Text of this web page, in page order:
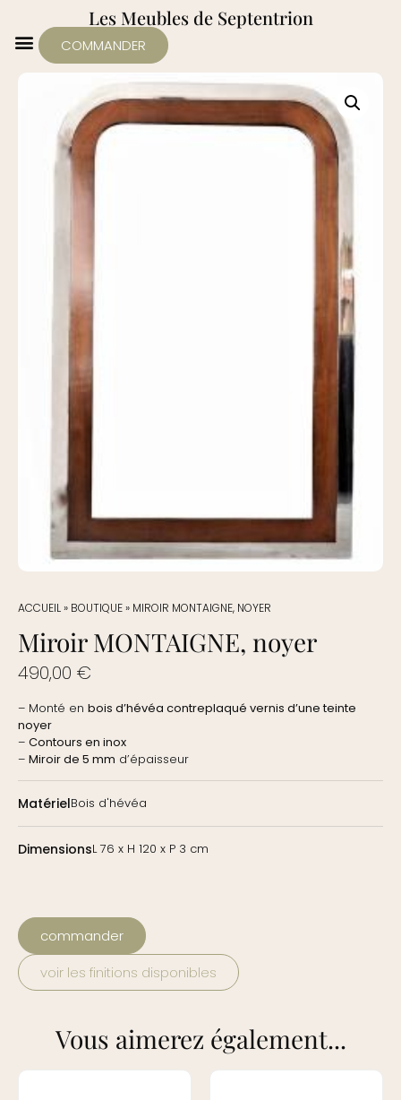
Les Meubles de Septentrion
COMMANDER
ACCUEIL» BOUTIQUE» MIROIR MONTAIGNE, NOYER
Miroir MONTAIGNE, noyer
490,00 €
– Monté en bois d’hévéa contreplaqué vernis d’une teinte
noyer
– Contours en inox
– Miroir de 5 mm d’épaisseur
MatérielBois d'hévéa
DimensionsL 76 x H 120 x P 3 cm
commander
voir les finitions disponibles
Vous aimerez également...